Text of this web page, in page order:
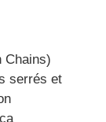
Chains)
serrés et